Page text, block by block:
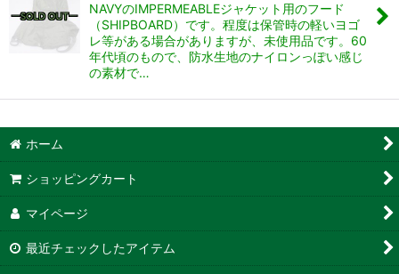
NAVYのIMPERMEABLEジャケット用のフード
（SHIPBOARD）です。程度は保管時の軽いヨゴ
レ等がある場合がありますが、未使用品です。60
年代頃のもので、防水生地のナイロンっぽい感じ
の素材で…
ホーム
ショッピングカート
マイページ
最近チェックしたアイテム